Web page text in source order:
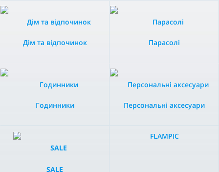
Дім та відпочинок Парасолі
Годинники Персональні аксесуари
SALE
FLAMPIC